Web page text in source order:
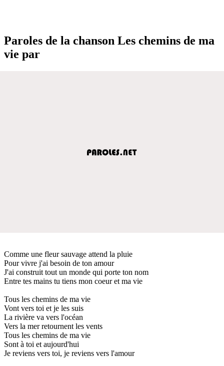
Paroles de la chanson Les chemins de ma
vie par
Comme une fleur sauvage attend la pluie
Pour vivre j'ai besoin de ton amour
J'ai construit tout un monde qui porte ton nom
Entre tes mains tu tiens mon coeur et ma vie
Tous les chemins de ma vie
Vont vers toi et je les suis
La rivière va vers l'océan
Vers la mer retournent les vents
Tous les chemins de ma vie
Sont à toi et aujourd'hui
Je reviens vers toi, je reviens vers l'amour